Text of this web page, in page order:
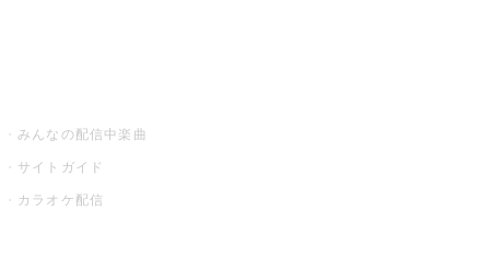
みんなの配信中楽曲
サイトガイド
カラオケ配信